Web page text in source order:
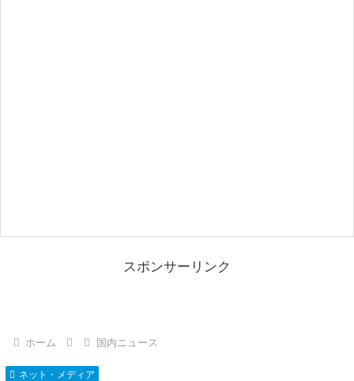
スポンサーリンク
ホーム 国内ニュース
ネット・メディア